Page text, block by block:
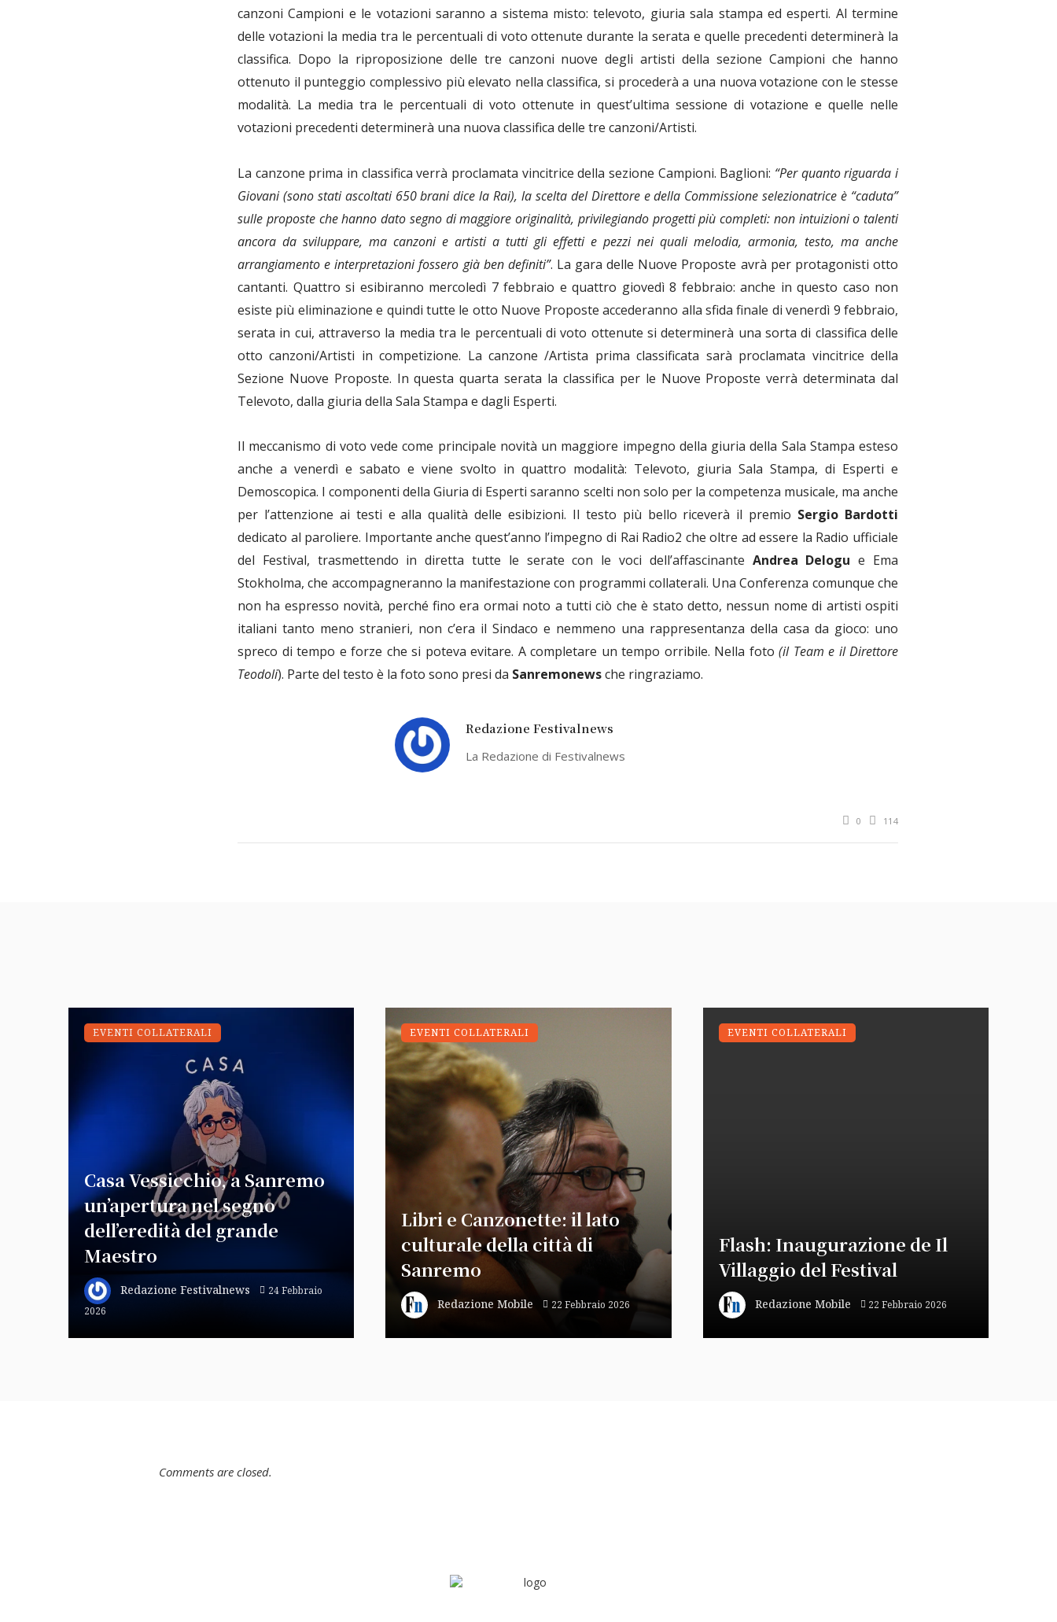
canzoni Campioni e le votazioni saranno a sistema misto: televoto, giuria sala stampa ed esperti. Al termine
delle votazioni la media tra le percentuali di voto ottenute durante la serata e quelle precedenti determinerà la
classifica. Dopo la riproposizione delle tre canzoni nuove degli artisti della sezione Campioni che hanno
ottenuto il punteggio complessivo più elevato nella classifica, si procederà a una nuova votazione con le stesse
modalità. La media tra le percentuali di voto ottenute in quest’ultima sessione di votazione e quelle nelle
votazioni precedenti determinerà una nuova classifica delle tre canzoni/Artisti.
La canzone prima in classifica verrà proclamata vincitrice della sezione Campioni. Baglioni: “Per quanto riguarda i
Giovani (sono stati ascoltati 650 brani dice la Rai), la scelta del Direttore e della Commissione selezionatrice è “caduta”
sulle proposte che hanno dato segno di maggiore originalità, privilegiando progetti più completi: non intuizioni o talenti
ancora da sviluppare, ma canzoni e artisti a tutti gli effetti e pezzi nei quali melodia, armonia, testo, ma anche
arrangiamento e interpretazioni fossero già ben definiti”. La gara delle Nuove Proposte avrà per protagonisti otto
cantanti. Quattro si esibiranno mercoledì 7 febbraio e quattro giovedì 8 febbraio: anche in questo caso non
esiste più eliminazione e quindi tutte le otto Nuove Proposte accederanno alla sfida finale di venerdì 9 febbraio,
serata in cui, attraverso la media tra le percentuali di voto ottenute si determinerà una sorta di classifica delle
otto canzoni/Artisti in competizione. La canzone /Artista prima classificata sarà proclamata vincitrice della
Sezione Nuove Proposte. In questa quarta serata la classifica per le Nuove Proposte verrà determinata dal
Televoto, dalla giuria della Sala Stampa e dagli Esperti.
Il meccanismo di voto vede come principale novità un maggiore impegno della giuria della Sala Stampa esteso
anche a venerdì e sabato e viene svolto in quattro modalità: Televoto, giuria Sala Stampa, di Esperti e
Demoscopica. I componenti della Giuria di Esperti saranno scelti non solo per la competenza musicale, ma anche
per l’attenzione ai testi e alla qualità delle esibizioni. Il testo più bello riceverà il premio Sergio Bardotti
dedicato al paroliere. Importante anche quest’anno l’impegno di Rai Radio2 che oltre ad essere la Radio ufficiale
del Festival, trasmettendo in diretta tutte le serate con le voci dell’affascinante Andrea Delogu e Ema
Stokholma, che accompagneranno la manifestazione con programmi collaterali. Una Conferenza comunque che
non ha espresso novità, perché fino era ormai noto a tutti ciò che è stato detto, nessun nome di artisti ospiti
italiani tanto meno stranieri, non c’era il Sindaco e nemmeno una rappresentanza della casa da gioco: uno
spreco di tempo e forze che si poteva evitare. A completare un tempo orribile. Nella foto (il Team e il Direttore
Teodoli). Parte del testo è la foto sono presi da Sanremonewsche ringraziamo.
Redazione Festivalnews
La Redazione di Festivalnews
0 114
Casa Vessicchio, a Sanremo
un’apertura nel segno
dell’eredità del grande
Maestro
Redazione Festivalnews
24 Febbraio
2026
EVENTI COLLATERALI
Libri e Canzonette: il lato
culturale della città di
Sanremo
Redazione Mobile 22 Febbraio 2026
EVENTI COLLATERALI
Flash: Inaugurazione de Il
Villaggio del Festival
Redazione Mobile 22 Febbraio 2026
EVENTI COLLATERALI
Comments are closed.